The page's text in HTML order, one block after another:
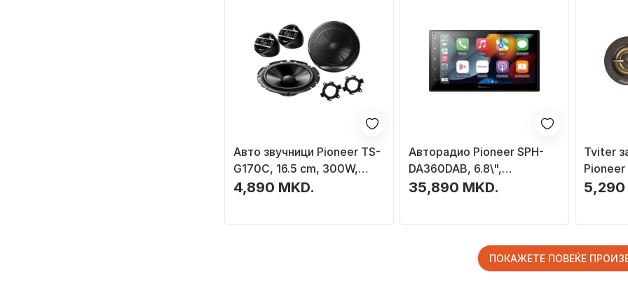
Авто звучници Pioneer TS-
G170C, 16.5 cm, 300W,
црни
4,890 MKD.
Авторадио Pioneer SPH-
DA360DAB, 6.8\",
Bluetooth, DAB+, црна боја
35,890 MKD.
Tviter
Pioneer
20mm,
5,290
ПОКАЖЕТЕ ПОВЕЌЕ